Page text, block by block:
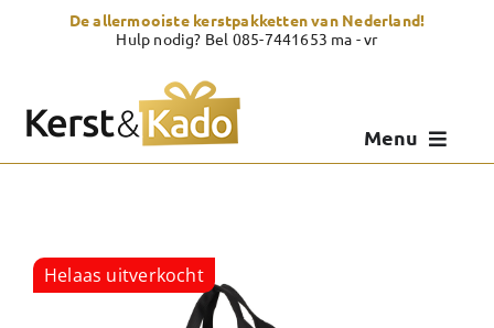
De allermooiste kerstpakketten van Nederland!
Hulp nodig? Bel 085-7441653 ma - vr
Menu
Zelf samenstellen
Helaas uitverkocht